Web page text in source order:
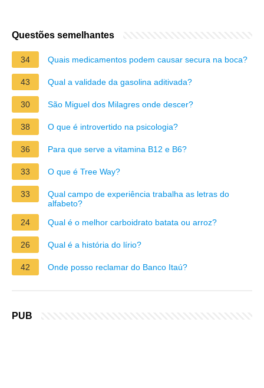
Questões semelhantes
34 Quais medicamentos podem causar secura na boca?
43 Qual a validade da gasolina aditivada?
30 São Miguel dos Milagres onde descer?
38 O que é introvertido na psicologia?
36 Para que serve a vitamina B12 e B6?
33 O que é Tree Way?
33
Qual campo de experiência trabalha as letras do
alfabeto?
24
Qual é o melhor carboidrato batata ou arroz?
26 Qual é a história do lírio?
42 Onde posso reclamar do Banco Itaú?
PUB